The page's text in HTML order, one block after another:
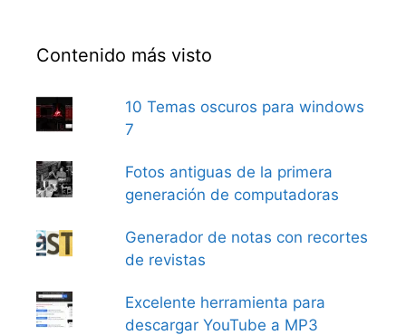
Contenido más visto
10 Temas oscuros para windows
7
Fotos antiguas de la primera
generación de computadoras
Generador de notas con recortes
de revistas
Excelente herramienta para
descargar YouTube a MP3